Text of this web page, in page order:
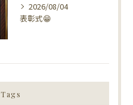
2026/08/04
表彰式😁
Tags